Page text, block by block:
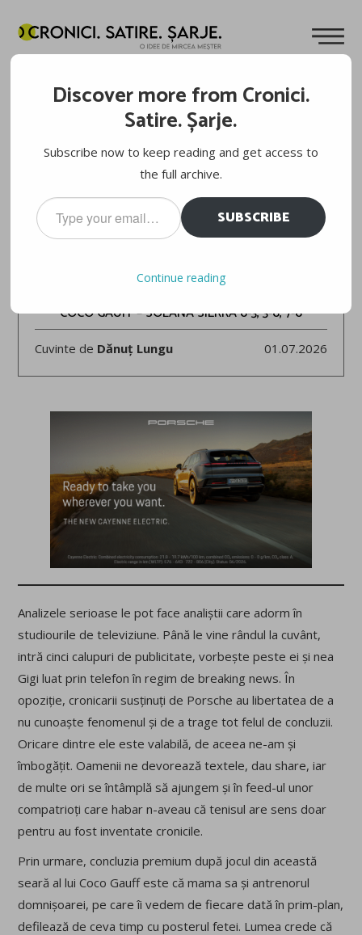
WIMBLEDON 2026
COCO GAUFF – SOLANA SIERRA 6-3, 3-6, 7-6
Cuvinte de Dănuț Lungu 01.07.2026
Analizele serioase le pot face analiștii care adorm în
studiourile de televiziune. Până le vine rândul la cuvânt,
intră cinci calupuri de publicitate, vorbește peste ei și nea
Gigi luat prin telefon în regim de breaking news. În
opoziție, cronicarii susținuți de Porsche au libertatea de a
nu cunoaște fenomenul și de a trage tot felul de concluzii.
Oricare dintre ele este valabilă, de aceea ne-am și
îmbogățit. Oamenii ne devorează textele, dau share, iar
de multe ori se întâmplă să ajungem și în feed-ul unor
compatrioți care habar n-aveau că tenisul are sens doar
pentru au fost inventate cronicile.
Prin urmare, concluzia premium după jocul din această
seară al lui Coco Gauff este că mama sa și antrenorul
domnișoarei, pe care îi vedem de fiecare dată în prim-plan,
defilează de ceva timp cu posterul fetei. Lumea crede că
Discover more from Cronici.
Satire. Șarje.
Subscribe now to keep reading and get access to
the full archive.
Type
your
email…
SUBSCRIBE
Continue reading